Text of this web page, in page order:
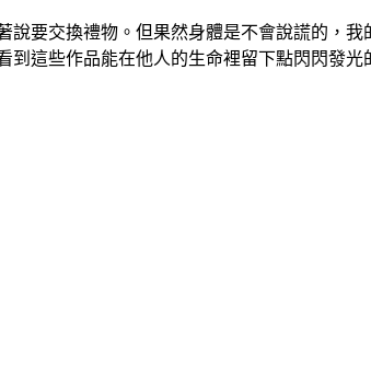
要交換禮物。但果然身體是不會說謊的，
這些作品能在他人的生命裡留下點閃閃發光